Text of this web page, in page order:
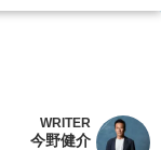
WRITER
今野健介